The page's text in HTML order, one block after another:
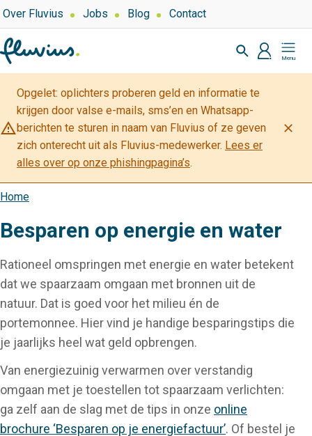
Overslaan
en
naar
de
inhoud
gaan
Top
navigation
Over Fluvius Jobs Blog Contact
Zoeken
profiel
Mijn
Fluvius
warning_amber
Opgelet: oplichters proberen geld en informatie te
krijgen door valse e-mails, sms’en en Whatsapp-
berichten te sturen in naam van Fluvius of ze geven
zich onterecht uit als Fluvius-medewerker. Lees er
alles over op onze phishingpagina’s.
close
Kruimelpad
Home
Besparen op energie en water
Rationeel omspringen met energie en water betekent
dat we spaarzaam omgaan met bronnen uit de
natuur. Dat is goed voor het milieu én de
portemonnee. Hier vind je handige besparingstips die
je jaarlijks heel wat geld opbrengen.
Van energiezuinig verwarmen over verstandig
omgaan met je toestellen tot spaarzaam verlichten:
ga zelf aan de slag met de tips in onze online
brochure ‘Besparen op je energiefactuur’. Of bestel je